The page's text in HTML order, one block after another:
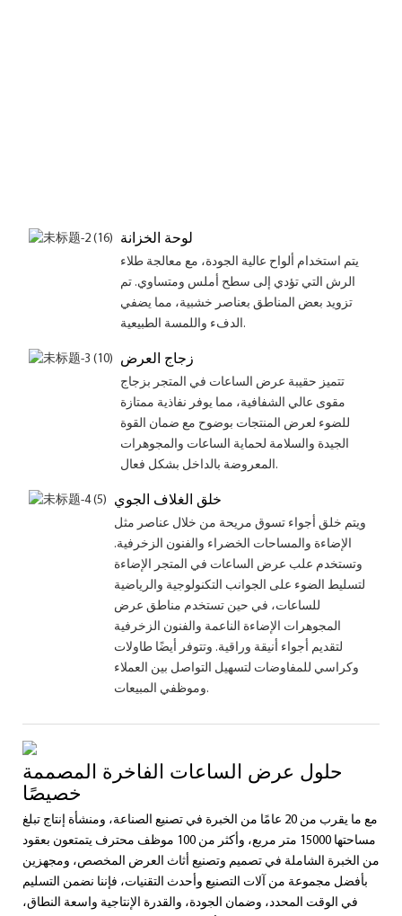
لوحة الخزانة
يتم استخدام ألواح عالية الجودة، مع معالجة طلاء
الرش التي تؤدي إلى سطح أملس ومتساوي. تم
تزويد بعض المناطق بعناصر خشبية، مما يضفي
الدفء واللمسة الطبيعية.
زجاج العرض
تتميز حقيبة عرض الساعات في المتجر بزجاج
مقوى عالي الشفافية، مما يوفر نفاذية ممتازة
للضوء لعرض المنتجات بوضوح مع ضمان القوة
الجيدة والسلامة لحماية الساعات والمجوهرات
المعروضة بالداخل بشكل فعال.
خلق الغلاف الجوي
ويتم خلق أجواء تسوق مريحة من خلال عناصر مثل
الإضاءة والمساحات الخضراء والفنون الزخرفية.
وتستخدم علب عرض الساعات في المتجر الإضاءة
لتسليط الضوء على الجوانب التكنولوجية والرياضية
للساعات، في حين تستخدم مناطق عرض
المجوهرات الإضاءة الناعمة والفنون الزخرفية
لتقديم أجواء أنيقة وراقية. وتتوفر أيضًا طاولات
وكراسي للمفاوضات لتسهيل التواصل بين العملاء
وموظفي المبيعات.
حلول عرض الساعات الفاخرة المصممة
خصيصًا
مع ما يقرب من 20 عامًا من الخبرة في تصنيع الصناعة، ومنشأة إنتاج تبلغ
مساحتها 15000 متر مربع، وأكثر من 100 موظف محترف يتمتعون بعقود
من الخبرة الشاملة في تصميم وتصنيع أثاث العرض المخصص، ومجهزين
بأفضل مجموعة من آلات التصنيع وأحدث التقنيات، فإننا نضمن التسليم
في الوقت المحدد، وضمان الجودة، والقدرة الإنتاجية واسعة النطاق،